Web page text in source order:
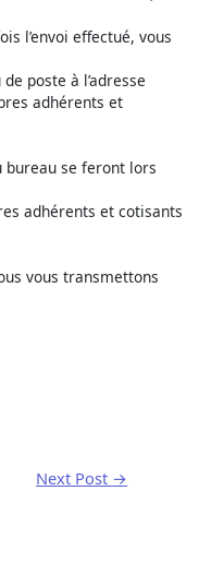
l’envoi effectué, vous
poste à l’adresse
adhérents et
bureau se feront lors
adhérents et cotisants
vous transmettons
Next Post →